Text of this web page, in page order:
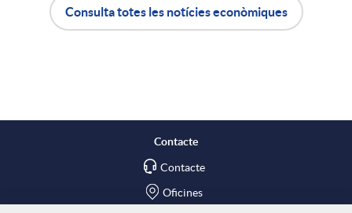
a
Consulta totes les notícies econòmiques
Contacte
Contacte
Oficines